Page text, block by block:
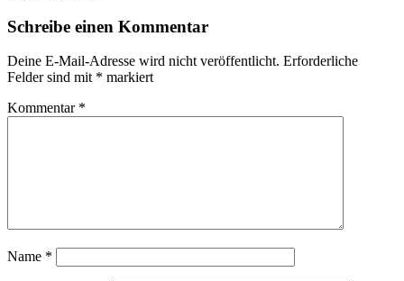
Schreibe einen Kommentar
Deine E-Mail-Adresse wird nicht veröffentlicht. Erforderliche
Felder sind mit * markiert
Kommentar *
Name *